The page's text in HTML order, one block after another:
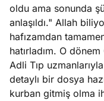
oldu ama sonunda
anlaşıldı." Allah
hafızamdan
hatırladım. O
Adli Tıp
detaylı bir dosya
kurban gitmiş olma